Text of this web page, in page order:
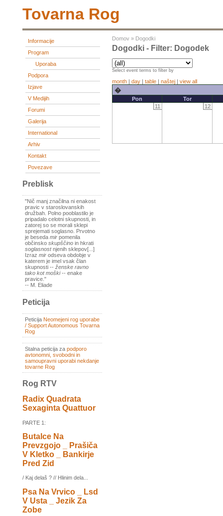
Tovarna Rog
Informacije
Program
Uporaba
Podpora
Izjave
V Medijih
Forumi
Galerija
International
Arhiv
Kontakt
Povezave
Preblisk
"Nič manj značilna ni enakost
pravic v staroslovanskih
družbah. Polno pooblastilo je
pripadalo celotni skupnosti, in
zatorej so se morali sklepi
sprejemati soglasno. Prvotno
je beseda mir pomenila
občinsko skupščino in hkrati
soglasnostnjenih sklepov[...]
Izraz mir odseva obdobje v
katerem je imel vsak član
skupnosti -- ženske ravno
tako kot moški-- enake
pravice."
-- M. Eliade
Peticija
Peticija Neomejeni rog uporabe
/ Support Autonomous Tovarna
Rog
Stalna peticija za podporo
avtonomni, svobodni in
samoupravni uporabi nekdanje
tovarne Rog
Rog RTV
Radix Quadrata
Sexaginta Quattuor
PARTE 1:
Butalce Na
Prevzgojo _ Prašiča
V Kletko _ Bankirje
Pred Zid
/ Kaj delaš ? // Hlinim dela...
Psa Na Vrvico _ Lsd
V Usta _ Jezik Za
Zobe
Domov » Dogodki
Dogodki - Filter: Dogodek
Select event terms to filter by
month | day | table | naštej | view all
�
Pon
Tor
11
12